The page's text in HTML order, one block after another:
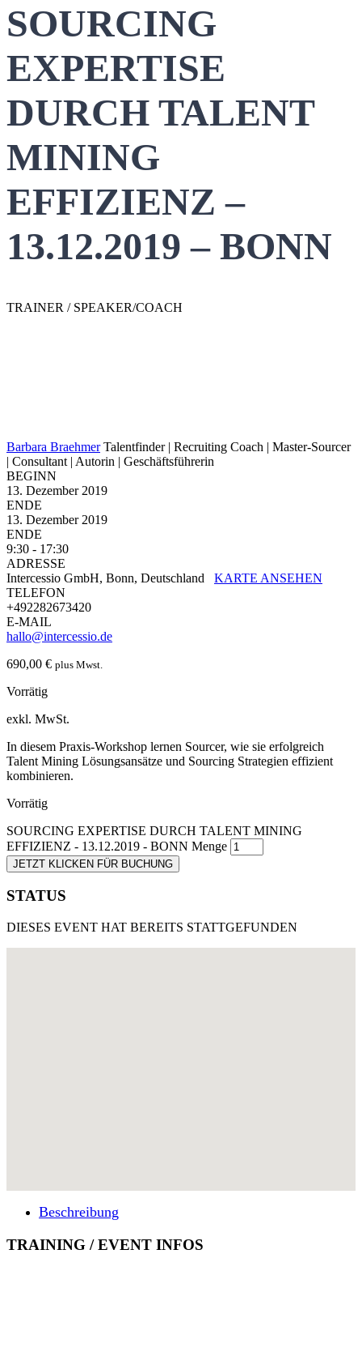
SOURCING
EXPERTISE
DURCH TALENT
MINING
EFFIZIENZ –
13.12.2019 – BONN
TRAINER / SPEAKER/COACH
Barbara Braehmer Talentfinder | Recruiting Coach | Master-Sourcer
| Consultant | Autorin | Geschäftsführerin
BEGINN
13. Dezember 2019
ENDE
13. Dezember 2019
ENDE
9:30 - 17:30
ADRESSE
Intercessio GmbH, Bonn, Deutschland KARTE ANSEHEN
TELEFON
+492282673420
E-MAIL
hallo@intercessio.de
690,00 € plus Mwst.
Vorrätig
exkl. MwSt.
In diesem Praxis-Workshop lernen Sourcer, wie sie erfolgreich
Talent Mining Lösungsansätze und Sourcing Strategien effizient
kombinieren.
Vorrätig
SOURCING EXPERTISE DURCH TALENT MINING
EFFIZIENZ - 13.12.2019 - BONN Menge
JETZT KLICKEN FÜR BUCHUNG
STATUS
DIESES EVENT HAT BEREITS STATTGEFUNDEN
Beschreibung
TRAINING / EVENT INFOS